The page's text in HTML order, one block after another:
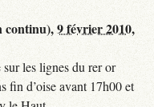
continu),9 février 2010,
sur les lignes du rer or
fin d’oise avant 17h00 et